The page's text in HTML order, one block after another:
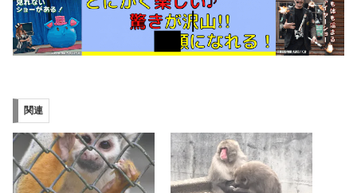
関連